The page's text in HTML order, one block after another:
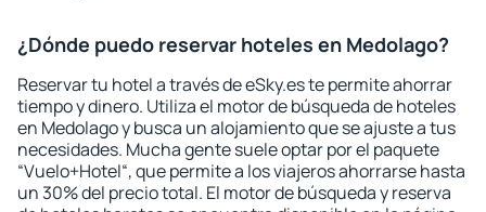
¿Dónde puedo reservar hoteles en Medolago?
Reservar tu hotel a través de eSky.es te permite ahorrar
tiempo y dinero. Utiliza el motor de búsqueda de hoteles
en Medolago y busca un alojamiento que se ajuste a tus
necesidades. Mucha gente suele optar por el paquete
“Vuelo+Hotel“, que permite a los viajeros ahorrarse hasta
un 30% del precio total. El motor de búsqueda y reserva